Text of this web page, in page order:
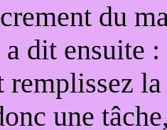
du
dit ensuite
une